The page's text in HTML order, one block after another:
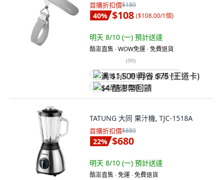
首購折扣價$180
40% $108 ($108.00/1個)
明天 8/10 (一) 預計送達
酷澎直售 ∙ WOW免運 ∙ 免費退貨
(99)
满 $1,500 再省 $75 (王道卡)
$4 酷澎幣回饋
TATUNG 大同 果汁機, TJC-1518A
首購折扣價$880
22% $680
明天 8/10 (一) 預計送達
酷澎直售 ∙ 免運 ∙ 免費退貨